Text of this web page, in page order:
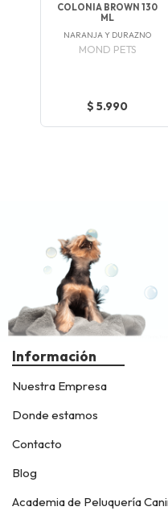
COLONIA BROWN 130
ML
NARANJA Y DURAZNO
MOND PETS
$ 5.990
Información
Nuestra Empresa
Donde estamos
Contacto
Blog
Academia de Peluquería